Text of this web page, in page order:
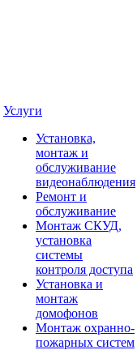
Услуги
Установка,
монтаж и
обслуживание
видеонаблюдения
Ремонт и
обслуживание
Монтаж СКУД,
установка
системы
контроля доступа
Установка и
монтаж
домофонов
Монтаж охранно-
пожарных систем